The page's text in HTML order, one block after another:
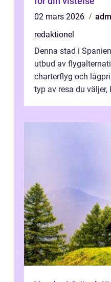
02 mars 2026
redaktionel
Denna stad i
utbud av
charterflyg och
typ av resa du